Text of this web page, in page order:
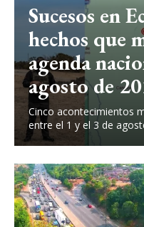
Sucesos en
hechos que
agenda
agosto de
Cinco acontecimientos
entre el 1 y el 3 de